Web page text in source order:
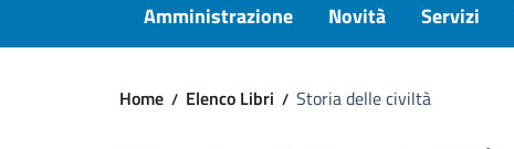
Amministrazione Novità Servizi
Home Elenco Libri Storia delle civiltà